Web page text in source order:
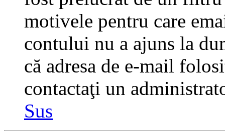
motivele pentru care
contului nu a ajuns la
că adresa de e-mail
contactaţi un
Sus